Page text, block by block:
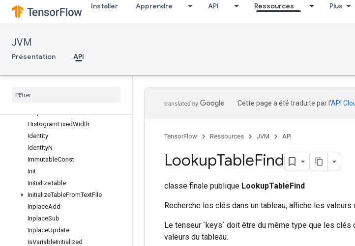
Installer Apprendre API Ressources Plus
JVM
Présentation API
Fill
Fingerprint
GatherNd
GetSessionHandle
Gradients
HistogramFixedWidth
Identity
IdentityN
ImmutableConst
Init
InitializeTable
InitializeTableFromTextFile
InplaceAdd
InplaceSub
InplaceUpdate
IsVariableInitialized
Cette page a été traduite par l'API
TensorFlow Ressources JVM API
LookupTableFind
classe finale publique LookupTableFind
Recherche les clés dans un tableau, affiche les valeurs
Le tenseur `keys` doit être du même type que les
valeurs du tableau.